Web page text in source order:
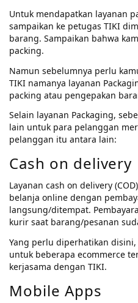
Untuk mendapatkan layanan
sampaikan ke petugas TIKI
barang. Sampaikan bahwa
packing.
Namun sebelumnya perlu
TIKI namanya layanan
packing atau pengepakan
Selain layanan Packaging,
lain untuk para pelanggan
pelanggan itu antara lain:
Cash on delivery
Layanan cash on delivery
belanja online dengan
langsung/ditempat.
kurir saat barang/pesanan
Yang perlu diperhatikan disini,
untuk beberapa ecommerce
kerjasama dengan TIKI.
Mobile Apps